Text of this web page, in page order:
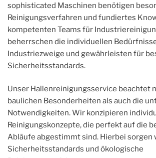
sophisticated Maschinen benötigen
Reinigungsverfahren und fundiertes
kompetenten Teams für
beherrschen die individuellen
Industriezweige und gewährleisten für
Sicherheitsstandards.
Unser Hallenreinigungsservice beachtet
baulichen Besonderheiten als auch die
Notwendigkeiten. Wir konzipieren
Reinigungskonzepte, die perfekt auf die
Abläufe abgestimmt sind. Hierbei sorgen
Sicherheitsstandards und ökologische